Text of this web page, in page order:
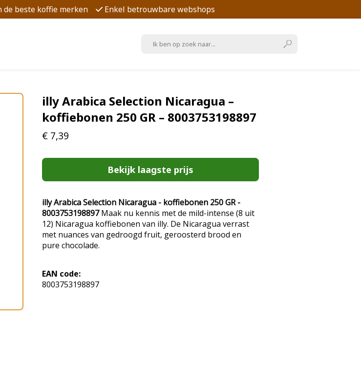
de beste koffie merken Enkel betrouwbare webshops
illy Arabica Selection Nicaragua –
koffiebonen 250 GR – 8003753198897
€ 7,39
Bekijk laagste prijs
illy Arabica Selection Nicaragua - koffiebonen 250 GR -
8003753198897Maak nu kennis met de mild-intense (8 uit
12) Nicaragua koffiebonen van illy. De Nicaragua verrast
met nuances van gedroogd fruit, geroosterd brood en
pure chocolade.
EAN code:
8003753198897